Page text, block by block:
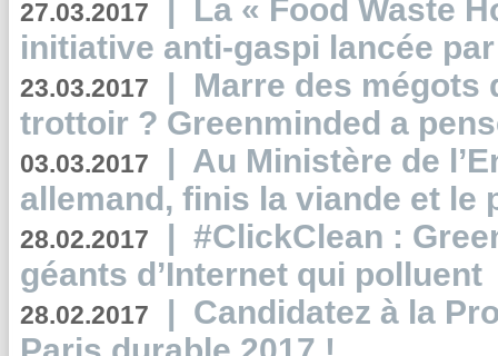
27.03.2017 | La « Food Waste
initiative anti-gaspi lancée
23.03.2017 | Marre des mégots
trottoir ? Greenminded a
03.03.2017 | Au Ministère de
allemand, finis la viande et le
28.02.2017 | #ClickClean :
géants d’Internet qui polluent
28.02.2017 | Candidatez à la